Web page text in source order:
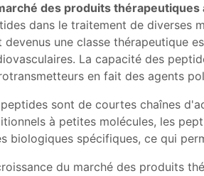
des produits thérapeutiques
dans le traitement de diverses
devenus une classe thérapeutique
La capacité des
en fait des agents
sont de courtes chaînes
à petites molécules, les
biologiques spécifiques, ce qui
du marché des produits